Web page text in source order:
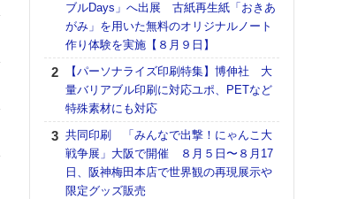
ブルDays」へ出展 古紙再生紙「おきあ
がみ」を用いた無料のオリジナルノート
作り体験を実施【８月９日】
【パーソナライズ印刷特集】博伸社 大
量バリアブル印刷に対応ユポ、PETなど
特殊素材にも対応
共同印刷 「みんなで出撃！にゃんこ大
戦争展」大阪で開催 ８月５日〜８月17
日、阪神梅田本店で世界観の再現展示や
限定グッズ販売